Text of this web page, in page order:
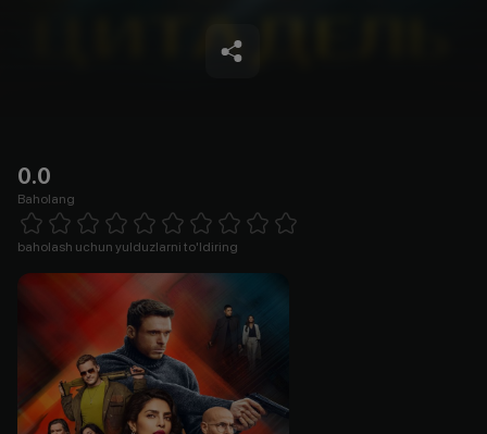
0.0
Baholang
1 Star 2 Stars 3 Stars 4 Stars5 Stars 6 Stars7 Stars8 Stars
baholash uchun yulduzlarni to'ldiring